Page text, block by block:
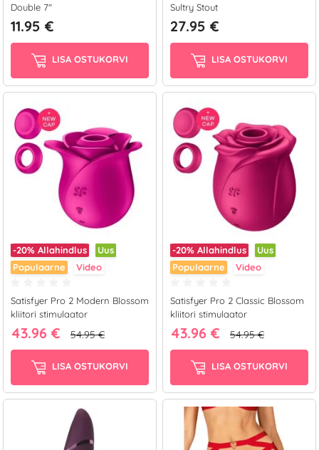
Double 7"
11.95 €
LISA OSTUKORVI
Sultry Stout
27.95 €
LISA OSTUKORVI
-20% Allahindlus
Uus
Populaarne
Video
Satisfyer Pro 2 Modern Blossom
kliitori stimulaator
43.96 € 54.95 €
LISA OSTUKORVI
-20% Allahindlus
Uus
Populaarne
Video
Satisfyer Pro 2 Classic Blossom
kliitori stimulaator
43.96 € 54.95 €
LISA OSTUKORVI